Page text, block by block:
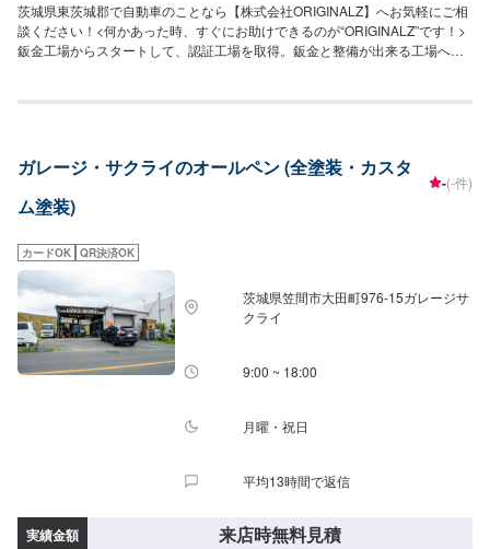
茨城県東茨城郡で自動車のことなら【株式会社ORIGINALZ】へお気軽にご相
談ください！<何かあった時、すぐにお助けできるのが“ORIGINALZ”です！>
鈑金工場からスタートして、認証工場を取得。鈑金と整備が出来る工場へと
す。信頼と安心をお届けし、最後には笑顔になっていただけるよう努めま
スタムなどにも力を入れ、工場での一貫作業として今までのノウハウを生か
しております。当店はただ車を修理したり販売するだけでなく、お客様に何
かあった時にすぐに駆け付け、相談に乗り、対応から解決まで導くことがで
の身近な相談役」として、お困りの際はお気軽にご相談ください。【1】オフ
ァーにてお問い合わせ【2】お見積り【3】お見積りにご納得いただければ作
業開始【4】仕上がり次第納車-----納期について-----納期は要相談となりま
す。納期は前後する場合がございます。予めご了承ください。-----代車につい
て-----代車をご用意しています。お車の作業中は代車をご利用ください。※代
車の燃料代はお客様にご負担いただいております。-----ご来店時の注意、受付
方法-----お客様をお待たせしないために、お越しの際は一度お電話いただけま
すよう願います。ご来店時にはお客様用駐車場にお停めください。受付はス
す。【定休日・営業時間】定休日：火曜日、第二第四月曜日営業時間：
ガレージ・サクライのオールペン (全塗装・カスタ
ム塗装)
-(-件)
カードOK QR決済OK
茨城県笠間市大田町976‐15ガレージサ
クライ
9:00 ~ 18:00
月曜・祝日
平均13時間で返信
実績金額 来店時無料見積